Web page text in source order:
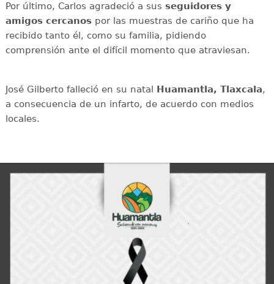
Por último, Carlos agradeció a sus seguidores y
amigos cercanospor las muestras de cariño que ha
recibido tanto él, como su familia, pidiendo
comprensión ante el difícil momento que atraviesan.
José Gilberto falleció en su natal Huamantla, Tlaxcala,
a consecuencia de un infarto, de acuerdo con medios
locales.